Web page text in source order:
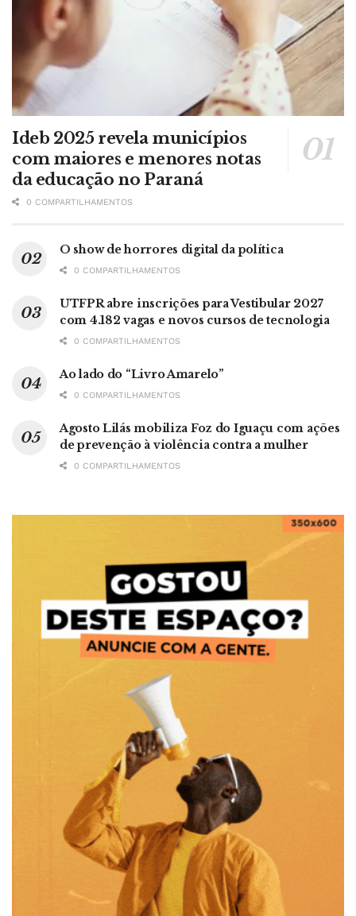
Ideb 2025 revela municípios
com maiores e menores notas
da educação no Paraná
0 COMPARTILHAMENTOS
O show de horrores digital da política
0 COMPARTILHAMENTOS
UTFPR abre inscrições para Vestibular 2027
com 4.182 vagas e novos cursos de tecnologia
0 COMPARTILHAMENTOS
Ao lado do “Livro Amarelo”
0 COMPARTILHAMENTOS
Agosto Lilás mobiliza Foz do Iguaçu com ações
de prevenção à violência contra a mulher
0 COMPARTILHAMENTOS